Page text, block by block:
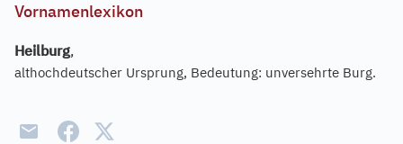
Vornamenlexikon
Heilburg,
althochdeutscher Ursprung, Bedeutung: unversehrte Burg.